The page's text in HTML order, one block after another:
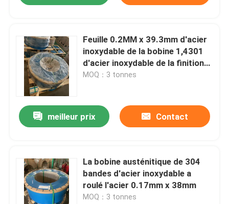
Contrôle de qualité
Contactez-nous
Demandez une citation
bandes de l'acier inoxydable 316l
Feuille 0.2MM x 39.3mm d'acier
inoxydable de la bobine 1,4301
d'acier inoxydable de la finition
304 de BA
MOQ：3 tonnes
meilleur prix Contact
La bobine austénitique de 304
bandes d'acier inoxydable a
roulé l'acier 0.17mm x 38mm
MOQ：3 tonnes